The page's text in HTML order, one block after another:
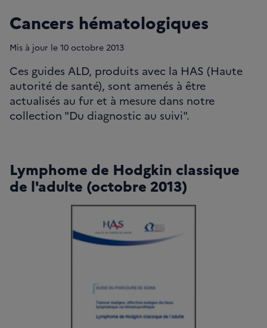
Cancers hématologiques
Mis à jour le 10 octobre 2013
Ces guides ALD, produits avec la HAS (Haute
autorité de santé), sont amenés à être
actualisés au fur et à mesure dans notre
collection "Du diagnostic au suivi".
Lymphome de Hodgkin classique
de l'adulte (octobre 2013)